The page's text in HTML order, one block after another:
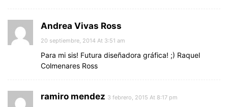
Andrea Vivas Ross
20 septiembre, 2014 At 3:51 am
Para mi sis! Futura diseñadora gráfica! ;) Raquel
Colmenares Ross
ramiro mendez 3 febrero, 2015 At 8:17 pm